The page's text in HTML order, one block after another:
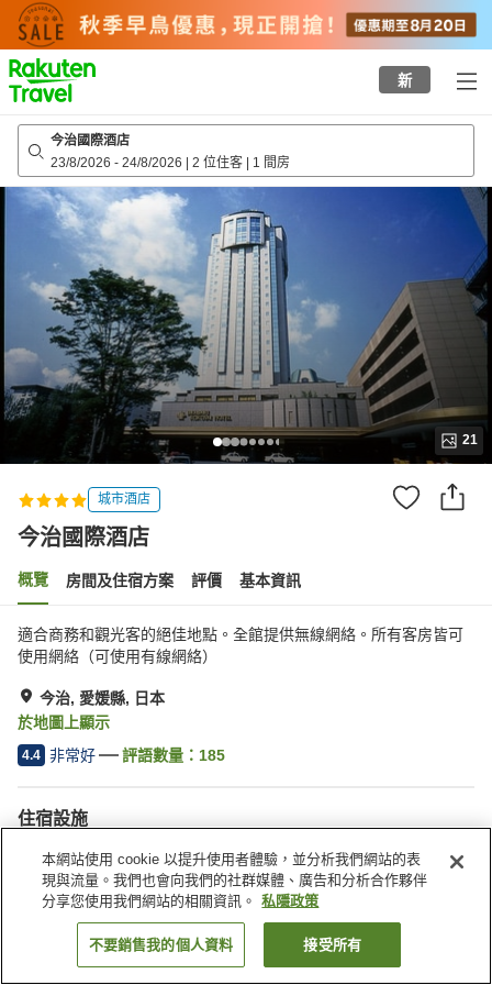
to
top
page
新
今治國際酒店
23/8/2026 - 24/8/2026 | 2 位住客 | 1 間房
21
城市酒店
今治國際酒店
概覽 房間及住宿方案 評價 基本資訊
適合商務和觀光客的絕佳地點。全館提供無線網絡。所有客房皆可
使用網絡（可使用有線網絡）
今治, 愛媛縣, 日本
於地圖上顯示
4.4 非常好 評語數量： 185
住宿設施
停車場
桑拿
水療/美容院
健身室/健身中心
找客房
本網站使用 cookie 以提升使用者體驗，並分析我們網站的表
現與流量。我們也會向我們的社群媒體、廣告和分析合作夥伴
分享您使用我們網站的相關資訊。
私隱政策
不要銷售我的個人資料 接受所有